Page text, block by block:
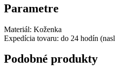
Parametre
Materiál: Koženka
Expedícia tovaru: do 24 hodín
Podobné produkty